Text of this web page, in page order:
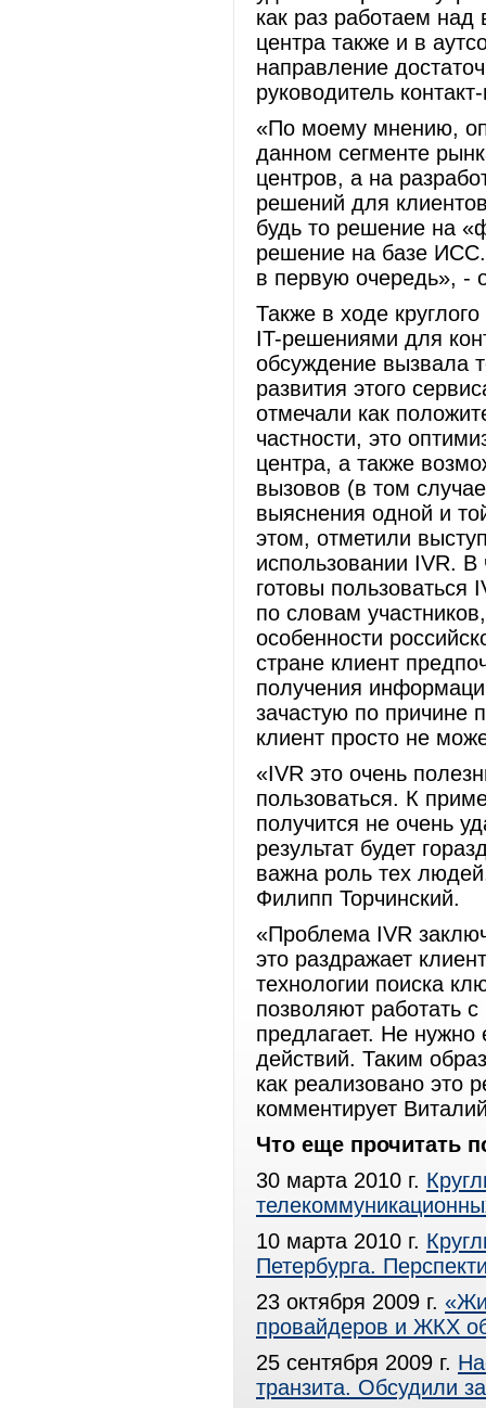
как раз работаем
центра также и в
направление
руководитель
«По моему мнению,
данном сегменте
центров, а на
решений для
будь то решение на
решение на базе ИСС.
в первую очередь», -
Также в ходе
IT-решениями для
обсуждение вызвала
развития этого
отмечали как
частности, это
центра, а также
вызовов (в том
выяснения одной и
этом, отметили
использовании IVR. В
готовы пользоваться
по словам
особенности
стране клиент
получения
зачастую по причине
клиент просто не
«IVR это очень
пользоваться. К
получится не очень
результат будет
важна роль тех
Филипп Торчинский.
«Проблема IVR
это раздражает
технологии поиска
позволяют работать
предлагает. Не нужно
действий. Таким
как реализовано это
комментирует
Что еще прочитать
30 марта 2010 г.
10 марта 2010 г.
Петербурга.
23 октября 2009 г.
провайдеров и ЖКХ
25 сентября 2009 г.
транзита. Обсудили